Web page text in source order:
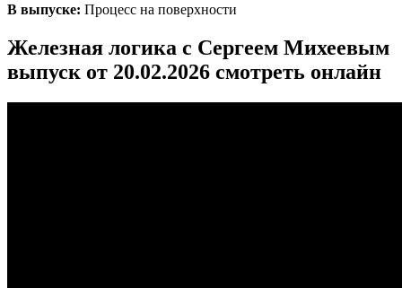
В выпуске: Процесс на поверхности
Железная логика с Сергеем Михеевым
выпуск от 20.02.2026 смотреть онлайн